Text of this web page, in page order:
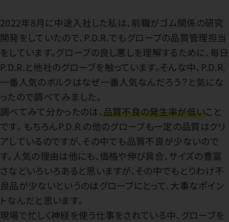
2022年8月に中途入社した私は、前職がゴム関係の研究
開発をしていたので、P.D.R.でもグローブの品質管理担当
をしています。グローブの良し悪しを理解するために、毎日
P.D.R.と他社のグローブを触っています。そんな中、P.D.R.
一番人気のボルクはなぜ一番人気なんだろう？と気にな
ったので調べてみました。
調べてみて分かったのは、品質不良の発生率が低いこと
です。 もちろんP.D.R.の他のグローブも一定の品質はクリ
アしているのですが、その中でも品質不良が少ないので
す。人気の理由は他にも、価格や伸び具合、サイズの豊富
さなどいろいろあると思いますが、その中でもとりわけ不
良品が少ないというのはグローブにとって、大事なポイン
トなんだと思います。
現場で忙しく神経を使う仕事をされている中、グローブを